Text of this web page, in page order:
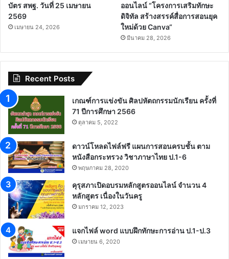
บัตร สพฐ. วันที่ 25 เมษายน
2569
เมษายน 24, 2026
ออนไลน์ “โครงการเสริมทักษะ
ดิจิทัล สร้างสรรค์สื่อการสอนยุค
ใหม่ด้วย Canva“
มีนาคม 28, 2026
Recent Posts
เกณฑ์การแข่งขัน ศิลปหัตถกรรมนักเรียน ครั้งที่
71 ปีการศึกษา 2566
ตุลาคม 5, 2022
ดาวน์โหลดไฟล์ฟรี แผนการสอนครบชั้น ตาม
หนังสือกระทรวง วิชาภาษาไทย ป.1-6
พฤษภาคม 28, 2020
คุรุสภาเปิดอบรมหลักสูตรออนไลน์ จำนวน 4
หลักสูตร เนื่องในวันครู
มกราคม 12, 2023
แจกไฟล์ word แบบฝึกทักษะการอ่าน ป.1-ป.3
เมษายน 6, 2020